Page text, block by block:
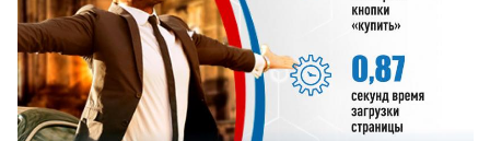
Смотреть проект